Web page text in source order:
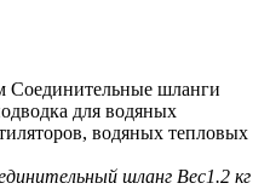
шланги
для водяных
водяных тепловых
шланг Вес1.2 кг